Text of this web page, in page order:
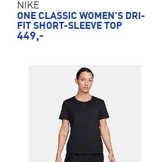
NIKE
ONE CLASSIC WOMEN'S DRI-
FIT SHORT-SLEEVE TOP
449,-